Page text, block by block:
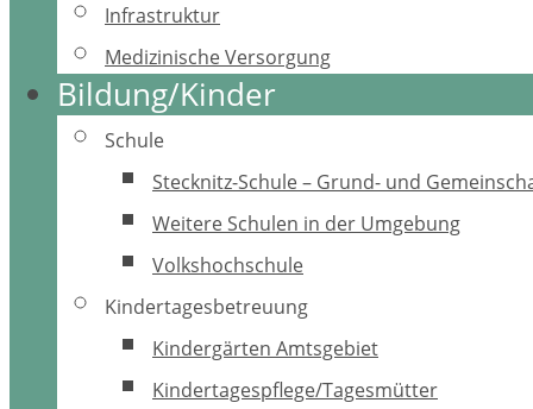
Infrastruktur
Medizinische Versorgung
Bildung/Kinder
Schule
Stecknitz-Schule – Grund- und
Weitere Schulen in der Umgebung
Volkshochschule
Kindertagesbetreuung
Kindergärten Amtsgebiet
Kindertagespflege/Tagesmütter